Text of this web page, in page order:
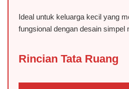
Ideal untuk keluarga kecil yang
fungsional dengan desain simpel
Rincian Tata Ruang